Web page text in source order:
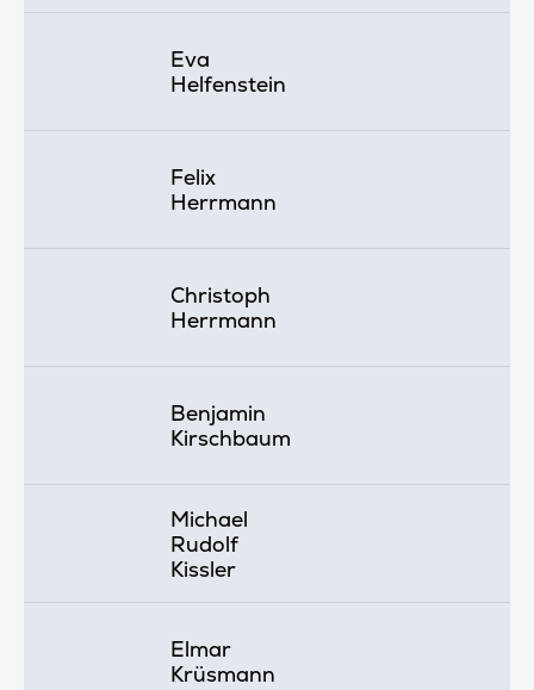
Eva
Helfenstein
Felix
Herrmann
Christoph
Herrmann
Benjamin
Kirschbaum
Michael
Rudolf
Kissler
Elmar
Krüsmann